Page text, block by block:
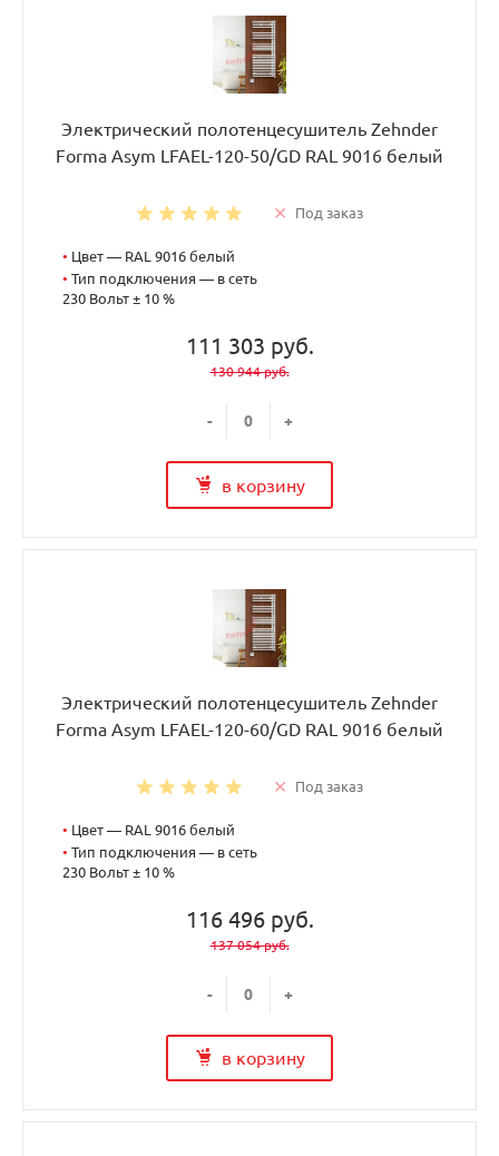
Электрический полотенцесушитель Zehnder
Forma Asym LFAEL-120-50/GD RAL 9016 белый
Под заказ
• Цвет — RAL 9016 белый
• Тип подключения — в сеть
230 Вольт ± 10 %
111 303 руб.
130 944 руб.
- +
в корзину
Электрический полотенцесушитель Zehnder
Forma Asym LFAEL-120-60/GD RAL 9016 белый
Под заказ
• Цвет — RAL 9016 белый
• Тип подключения — в сеть
230 Вольт ± 10 %
116 496 руб.
137 054 руб.
- +
в корзину